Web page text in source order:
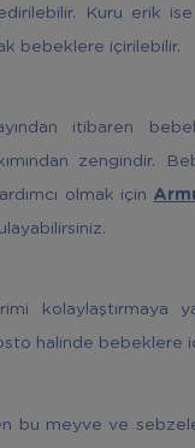
Kuru erik
bebeklere içirilebilir.
itibaren
zengindir.
olmak için
kolaylaştırmaya
halinde bebeklere
bu meyve ve